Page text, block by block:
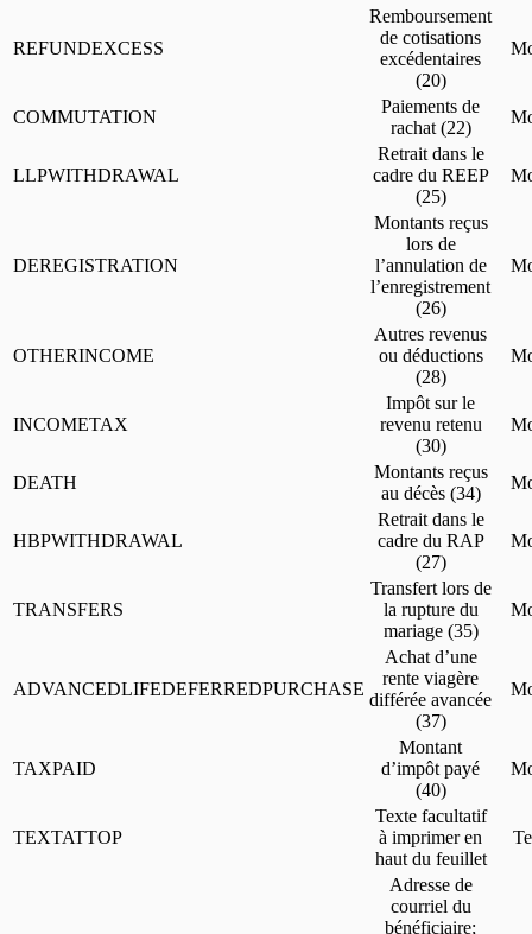
REFUNDEXCESS
Remboursement
de cotisations
excédentaires
(20)
COMMUTATION
Paiements de
rachat (22)
LLPWITHDRAWAL
Retrait dans le
cadre du REEP
(25)
DEREGISTRATION
Montants reçus
lors de
l’annulation de
l’enregistrement
(26)
OTHERINCOME
Autres revenus
ou déductions
(28)
INCOMETAX
Impôt sur le
revenu retenu
(30)
DEATH
Montants reçus
au décès (34)
HBPWITHDRAWAL
Retrait dans le
cadre du RAP
(27)
TRANSFERS
Transfert lors de
la rupture du
mariage (35)
ADVANCEDLIFEDEFERREDPURCHASE
Achat d’une
rente viagère
différée avancée
(37)
TAXPAID
Montant
d’impôt payé
(40)
TEXTATTOP
Texte facultatif
à imprimer en
haut du feuillet
Adresse de
courriel du
bénéficiaire;